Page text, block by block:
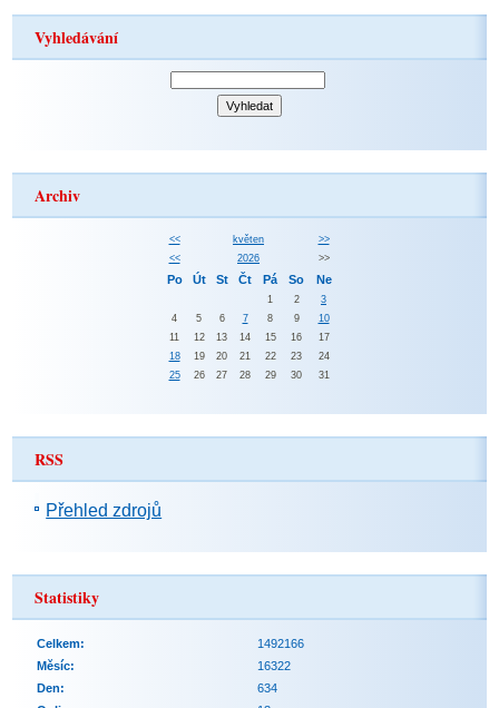
Vyhledávání
Archiv
<< květen
>>
<<
2026 >>
Po Út St Čt Pá So Ne
1 2
3
4
5 6 7 8 9
10
11
12 13 14 15 16
17
18
19 20 21 22 23
24
25
26 27 28 29 30 31
RSS
Přehled zdrojů
Statistiky
Celkem:
1492166
Měsíc:
16322
Den:
634